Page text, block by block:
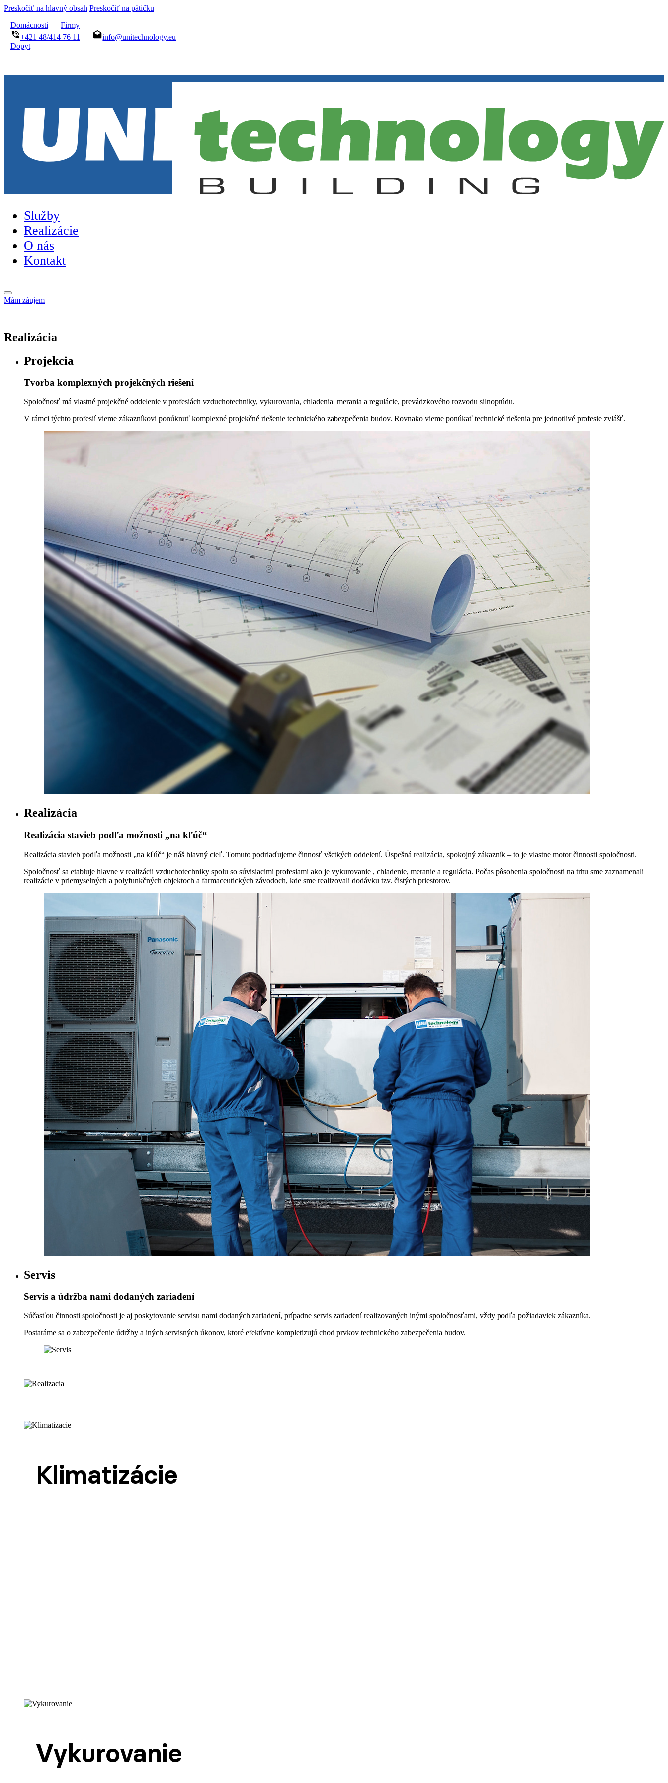
Preskočiť na hlavný obsah Preskočiť na pätičku
Domácnosti
Firmy
+421 48/414 76 11
info@unitechnology.eu
Dopyt
Služby
Realizácie
O nás
Kontakt
Mám záujem
Realizácia
Projekcia
Tvorba komplexných projekčných riešení
Spoločnosť má vlastné projekčné oddelenie v profesiách vzduchotechniky, vykurovania, chladenia, merania a regulácie, prevádzkového rozvodu silnoprúdu.
V rámci týchto profesií vieme zákazníkovi ponúknuť komplexné projekčné riešenie technického zabezpečenia budov. Rovnako vieme ponúkať technické riešenia pre jednotlivé profesie zvlášť.
Realizácia
Realizácia stavieb podľa možnosti „na kľúč“
Realizácia stavieb podľa možnosti „na kľúč“ je náš hlavný cieľ. Tomuto podriaďujeme činnosť všetkých oddelení. Úspešná realizácia, spokojný zákazník – to je vlastne motor činnosti spoločnosti.
Spoločnosť sa etabluje hlavne v realizácii vzduchotechniky spolu so súvisiacimi profesiami ako je vykurovanie , chladenie, meranie a regulácia. Počas pôsobenia spoločnosti na trhu sme zaznamenali
realizácie v priemyselných a polyfunkčných objektoch a farmaceutických závodoch, kde sme realizovali dodávku tzv. čistých priestorov.
Servis
Servis a údržba nami dodaných zariadení
Súčasťou činnosti spoločnosti je aj poskytovanie servisu nami dodaných zariadení, prípadne servis zariadení realizovaných inými spoločnosťami, vždy podľa požiadaviek zákazníka.
Postaráme sa o zabezpečenie údržby a iných servisných úkonov, ktoré efektívne kompletizujú chod prvkov technického zabezpečenia budov.
Klimatizácie
Vykurovanie